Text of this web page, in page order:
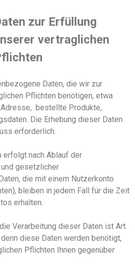
zur Erfüllung
vertraglichen
Daten, die wir zur
Pflichten benötigen, etwa
bestellte Produkte,
Die Erhebung dieser Daten
erforderlich.
erfolgt nach Ablauf der
gesetzlicher
die mit einem Nutzerkonto
bleiben in jedem Fall für die Zeit
erhalten.
Verarbeitung dieser Daten ist Art.
denn diese Daten werden benötigt,
Pflichten Ihnen gegenüber